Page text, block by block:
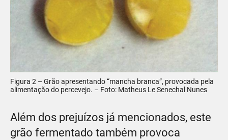
Figura 2 – Grão apresentando “mancha branca”, provocada pela
alimentação do percevejo. – Foto: Matheus Le Senechal Nunes
Além dos prejuízos já mencionados, este
grão fermentado também provoca